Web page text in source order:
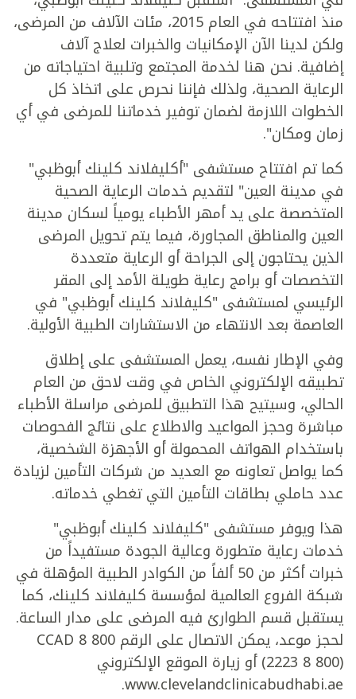
منذ افتتاحه في العام 2015، مئات الآلاف من المرضى،
ولكن لدينا الآن الإمكانيات والخبرات لعلاج آلاف
إضافية. نحن هنا لخدمة المجتمع وتلبية احتياجاته من
الرعاية الصحية، ولذلك فإننا نحرص على اتخاذ كل
الخطوات اللازمة لضمان توفير خدماتنا للمرضى في أي
زمان ومكان".
كما تم افتتاح مستشفى "أكليفلاند كلينك أبوظبي"
في مدينة العين" لتقديم خدمات الرعاية الصحية
المتخصصة على يد أمهر الأطباء يومياً لسكان مدينة
العين والمناطق المجاورة، فيما يتم تحويل المرضى
الذين يحتاجون إلى الجراحة أو الرعاية متعددة
التخصصات أو برامج رعاية طويلة الأمد إلى المقر
الرئيسي لمستشفى "كليفلاند كلينك أبوظبي" في
العاصمة بعد الانتهاء من الاستشارات الطبية الأولية.
وفي الإطار نفسه، يعمل المستشفى على إطلاق
تطبيقه الإلكتروني الخاص في وقت لاحق من العام
الحالي، وسيتيح هذا التطبيق للمرضى مراسلة الأطباء
مباشرة وحجز المواعيد والاطلاع على نتائج الفحوصات
باستخدام الهواتف المحمولة أو الأجهزة الشخصية،
كما يواصل تعاونه مع العديد من شركات التأمين لزيادة
عدد حاملي بطاقات التأمين التي تغطي خدماته.
هذا ويوفر مستشفى "كليفلاند كلينك أبوظبي"
خدمات رعاية متطورة وعالية الجودة مستفيداً من
خبرات أكثر من 50 ألفاً من الكوادر الطبية المؤهلة في
شبكة الفروع العالمية لمؤسسة كليفلاند كلينك، كما
يستقبل قسم الطوارئ فيه المرضى على مدار الساعة.
لحجز موعد، يمكن الاتصال على الرقم 800 8 CCAD
(2223 8 800) أو زيارة الموقع الإلكتروني
www.clevelandclinicabudhabi.ae.